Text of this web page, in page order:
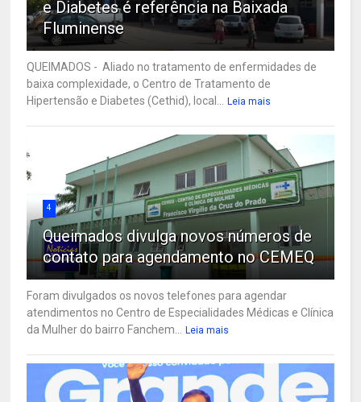
e Diabetes é referência na Baixada
Fluminense
QUEIMADOS - Aliado no tratamento de enfermidades de
baixa complexidade, o Centro de Tratamento de
Hipertensão e Diabetes (Cethid), local...
Leia mais
4
Queimados divulga novos números de
contato para agendamento no CEMEQ
Foram divulgados os novos telefones para agendar
atendimentos no Centro de Especialidades Médicas e Clínica
da Mulher do bairro Fanchem...
Leia mais